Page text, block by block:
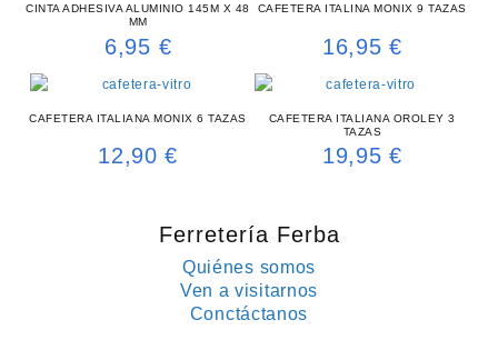
CINTA ADHESIVA ALUMINIO 145M X 48
MM
6,95 €
CAFETERA ITALINA MONIX 9 TAZAS
16,95€
CAFETERA ITALIANA MONIX 6 TAZAS
12,90€
CAFETERA ITALIANA OROLEY 3
TAZAS
19,95€
Ferretería Ferba
Quiénes somos
Ven a visitarnos
Conctáctanos